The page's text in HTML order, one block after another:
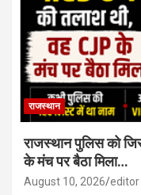
कक्षाएं ही होंगी मान्य…
बढ़ते तनाव के बीच ईरान की
कदम रखा तो देंगे करारा
राजस्थान
राजस्थान पुलिस को
के मंच पर बैठा मिला…
August 10, 2026 editor